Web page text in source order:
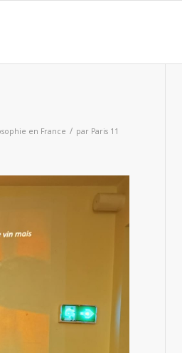
en France / par Paris 11